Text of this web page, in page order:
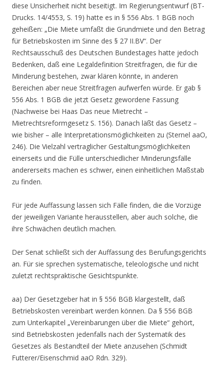
diese Unsicherheit nicht beseitigt. Im Regierungsentwurf (BT-
Drucks. 14/4553, S. 19) hatte es in § 556 Abs. 1 BGB noch
geheißen: „Die Miete umfaßt die Grundmiete und den Betrag
für Betriebskosten im Sinne des § 27 II.BV“. Der
Rechtsausschuß des Deutschen Bundestages hatte jedoch
Bedenken, daß eine Legaldefinition Streitfragen, die für die
Minderung bestehen, zwar klären könnte, in anderen
Bereichen aber neue Streitfragen aufwerfen würde. Er gab §
556 Abs. 1 BGB die jetzt Gesetz gewordene Fassung
(Nachweise bei Haas Das neue Mietrecht –
Mietrechtsreformgesetz S. 156). Danach läßt das Gesetz –
wie bisher – alle Interpretationsmöglichkeiten zu (Sternel aaO,
246). Die Vielzahl vertraglicher Gestaltungsmöglichkeiten
einerseits und die Fülle unterschiedlicher Minderungsfälle
andererseits machen es schwer, einen einheitlichen Maßstab
zu finden.
Für jede Auffassung lassen sich Fälle finden, die die Vorzüge
der jeweiligen Variante herausstellen, aber auch solche, die
ihre Schwächen deutlich machen.
Der Senat schließt sich der Auffassung des Berufungsgerichts
an. Für sie sprechen systematische, teleologische und nicht
zuletzt rechtspraktische Gesichtspunkte.
aa) Der Gesetzgeber hat in § 556 BGB klargestellt, daß
Betriebskosten vereinbart werden können. Da § 556 BGB
zum Unterkapitel „Vereinbarungen über die Miete“ gehört,
sind Betriebskosten jedenfalls nach der Systematik des
Gesetzes als Bestandteil der Miete anzusehen (Schmidt
Futterer/Eisenschmid aaO Rdn. 329).